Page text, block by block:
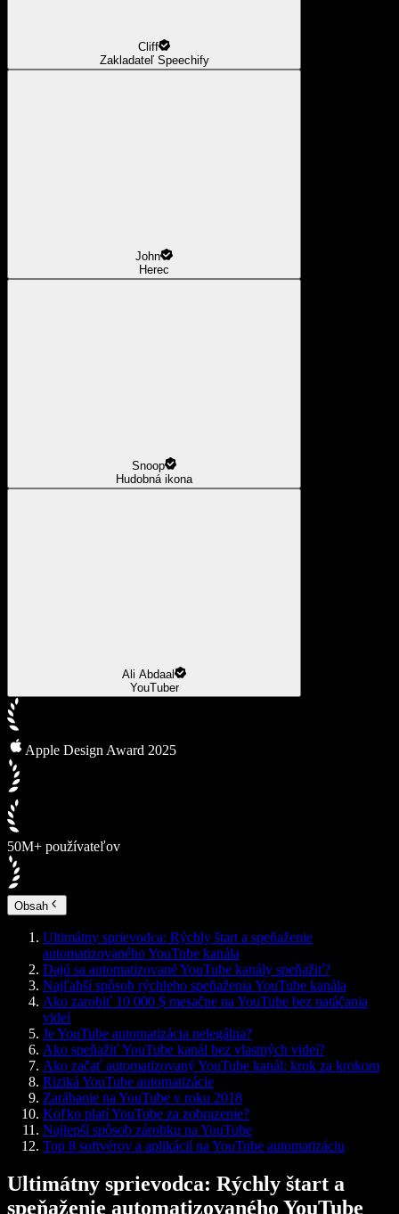
Cliff
Zakladateľ Speechify
John
Herec
Snoop
Hudobná ikona
Ali Abdaal
YouTuber
Apple Design Award 2025
50M+ používateľov
Obsah
Ultimátny sprievodca: Rýchly štart a speňaženie
automatizovaného YouTube kanála
Dajú sa automatizované YouTube kanály speňažiť?
Najľahší spôsob rýchleho speňaženia YouTube kanála
Ako zarobiť 10 000 $ mesačne na YouTube bez natáčania
videí
Je YouTube automatizácia nelegálna?
Ako speňažiť YouTube kanál bez vlastných videí?
Ako začať automatizovaný YouTube kanál: krok za krokom
Riziká YouTube automatizácie
Zarábanie na YouTube v roku 2018
Koľko platí YouTube za zobrazenie?
Najlepší spôsob zárobku na YouTube
Top 8 softvérov a aplikácií na YouTube automatizáciu
Ultimátny sprievodca: Rýchly štart a
speňaženie automatizovaného YouTube